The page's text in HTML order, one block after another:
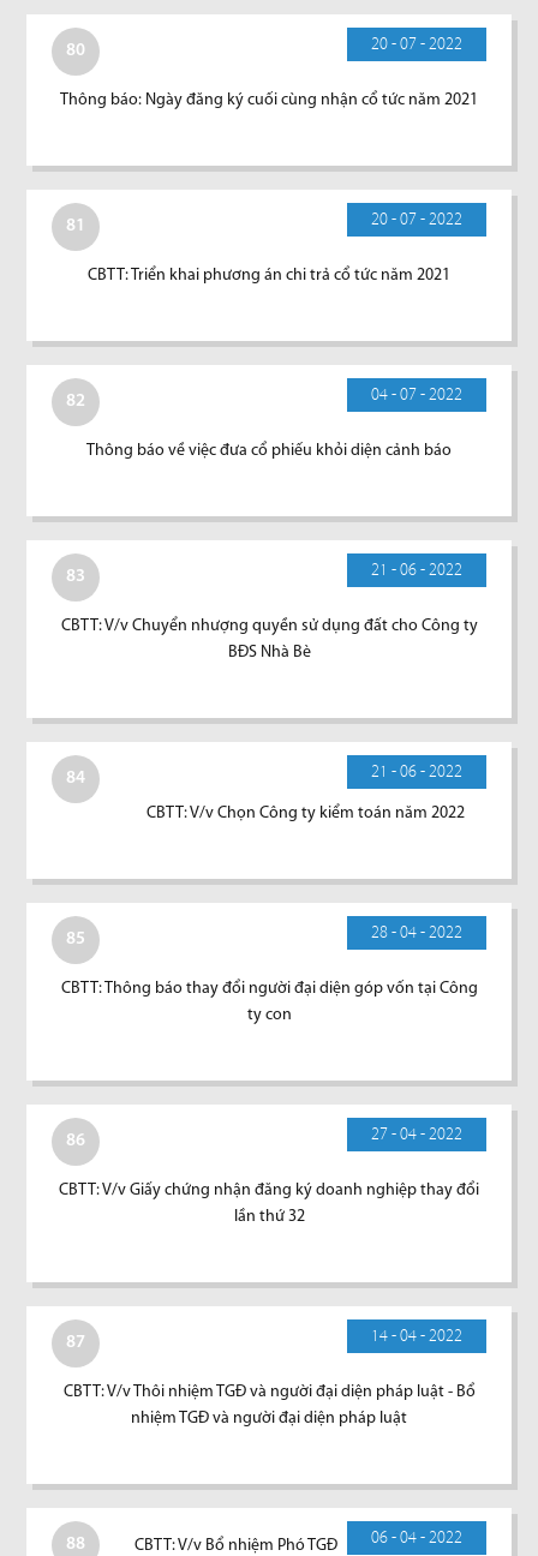
80 20 - 07 - 2022
Thông báo: Ngày đăng ký cuối cùng nhận cổ tức năm 2021
81 20 - 07 - 2022
CBTT: Triển khai phương án chi trả cổ tức năm 2021
82 04 - 07 - 2022
Thông báo về việc đưa cổ phiếu khỏi diện cảnh báo
83 21 - 06 - 2022
CBTT: V/v Chuyển nhượng quyền sử dụng đất cho Công ty
BĐS Nhà Bè
84 21 - 06 - 2022
CBTT: V/v Chọn Công ty kiểm toán năm 2022
85 28 - 04 - 2022
CBTT: Thông báo thay đổi người đại diện góp vốn tại Công
ty con
86 27 - 04 - 2022
CBTT: V/v Giấy chứng nhận đăng ký doanh nghiệp thay đổi
lần thứ 32
87 14 - 04 - 2022
CBTT: V/v Thôi nhiệm TGĐ và người đại diện pháp luật - Bổ
nhiệm TGĐ và người đại diện pháp luật
88 06 - 04 - 2022
CBTT: V/v Bổ nhiệm Phó TGĐ